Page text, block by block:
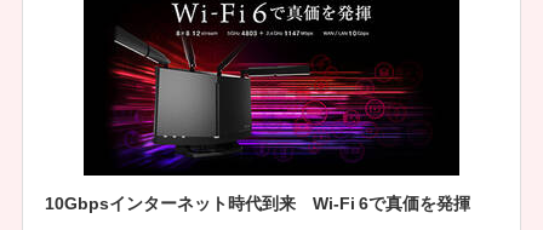
10Gbpsインターネット時代到来 Wi-Fi 6で真価を発揮